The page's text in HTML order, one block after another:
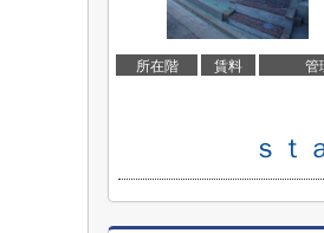
所在階 賃料 管
ｓｔ